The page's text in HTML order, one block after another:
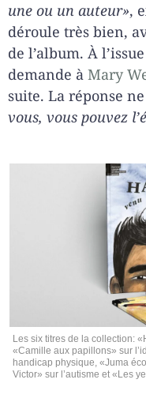
une ou un auteur»,
déroule très bien,
de l’album. À
demande à Mary
suite. La réponse
vous, vous pouvez
Les six titres de la collection:
«Camille aux papillons» sur
handicap physique, «Juma
Victor» sur l’autisme et «Les